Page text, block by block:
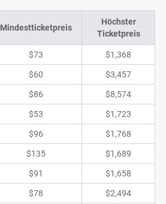
Mindestticketpreis
Höchster
Ticketpreis
$73 $1,368
$60 $3,457
$86 $8,574
$53 $1,723
$96 $1,768
$135 $1,689
$91 $1,658
$78 $2,494